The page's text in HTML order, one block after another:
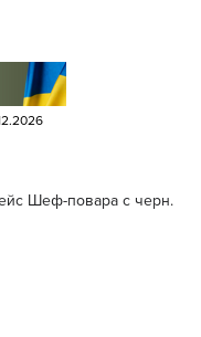
Шеф-повара с черн.